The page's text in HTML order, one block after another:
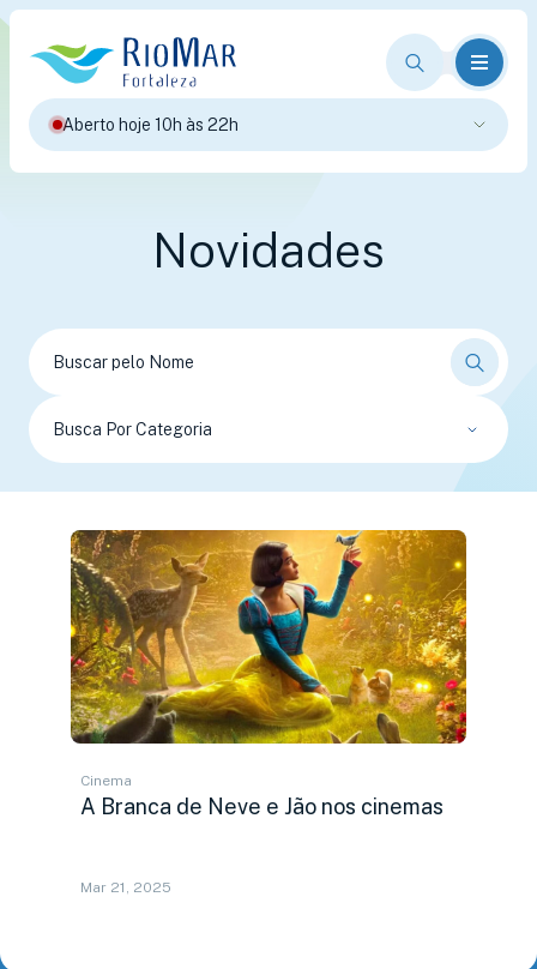
Aberto hoje 10h às 22h
Novidades
Busca Por Categoria
Cinema
A Branca de Neve e Jão nos cinemas
Mar 21, 2025